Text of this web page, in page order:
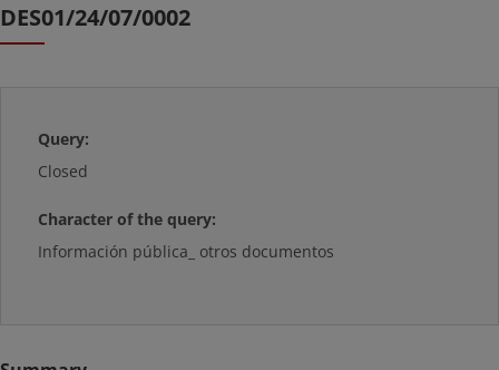
DES01/24/07/0002
Query:
Closed
Character of the query:
Información pública_ otros documentos